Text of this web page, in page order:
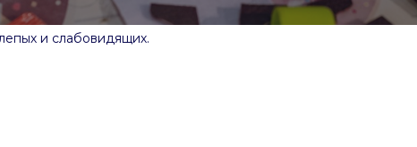
и слабовидящих.